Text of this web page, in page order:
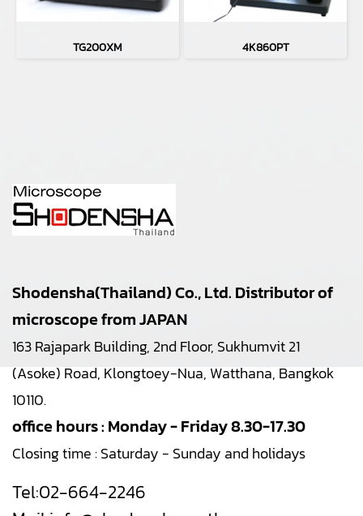
TG200XM 4K860PT
Shodensha(Thailand) Co., Ltd. Distributor of
microscope from JAPAN
163 Rajapark Building, 2nd Floor, Sukhumvit 21
(Asoke) Road, Klongtoey-Nua, Watthana, Bangkok
10110.
office hours : Monday - Friday 8.30-17.30
Closing time : Saturday - Sunday and holidays
Tel:02-664-2246